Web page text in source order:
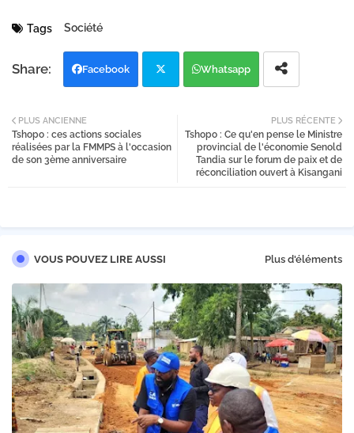
Tags Société
Facebook Whatsapp
PLUS RÉCENTE
Tshopo : Ce qu'en pense le Ministre
provincial de l'économie Senold
Tandia sur le forum de paix et de
réconciliation ouvert à Kisangani
PLUS ANCIENNE
Tshopo : ces actions sociales
réalisées par la FMMPS à l'occasion
de son 3ème anniversaire
VOUS POUVEZ LIRE AUSSI Plus d'éléments